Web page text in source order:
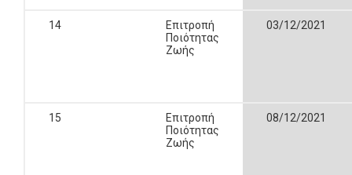
14
Επιτροπή
Ποιότητας
Ζωής
03/12/2021
15
Επιτροπή
Ποιότητας
Ζωής
08/12/2021